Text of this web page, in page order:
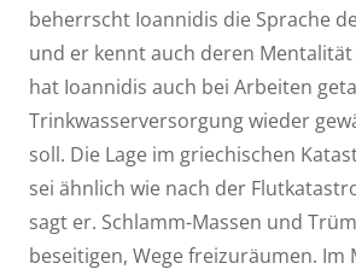
beherrscht Ioannidis die Sprache
und er kennt auch deren
hat Ioannidis auch bei Arbeiten
Trinkwasserversorgung wieder
soll. Die Lage im griechischen
sei ähnlich wie nach der
sagt er. Schlamm-Massen und
beseitigen, Wege freizuräumen. Im